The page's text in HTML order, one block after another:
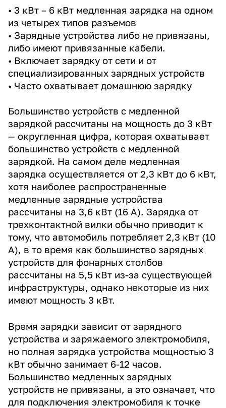
• 3 кВт – 6 кВт медленная зарядка на одном
из четырех типов разъемов
• Зарядные устройства либо не привязаны,
либо имеют привязанные кабели.
• Включает зарядку от сети и от
специализированных зарядных устройств
• Часто охватывает домашнюю зарядку
Большинство устройств с медленной
зарядкой рассчитаны на мощность до 3 кВт
— округленная цифра, которая охватывает
большинство устройств с медленной
зарядкой. На самом деле медленная
зарядка осуществляется от 2,3 кВт до 6 кВт,
хотя наиболее распространенные
медленные зарядные устройства
рассчитаны на 3,6 кВт (16 А). Зарядка от
трехконтактной вилки обычно приводит к
тому, что автомобиль потребляет 2,3 кВт (10
А), в то время как большинство зарядных
устройств для фонарных столбов
рассчитаны на 5,5 кВт из-за существующей
инфраструктуры, однако некоторые из них
имеют мощность 3 кВт.
Время зарядки зависит от зарядного
устройства и заряжаемого электромобиля,
но полная зарядка устройства мощностью 3
кВт обычно занимает 6-12 часов.
Большинство медленных зарядных
устройств не привязаны, а это означает, что
для подключения электромобиля к точке